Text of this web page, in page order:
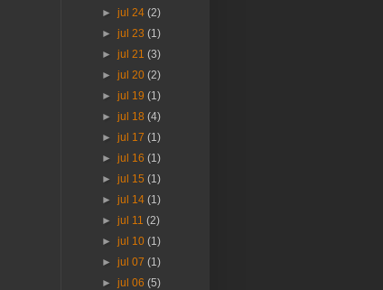
► jul 24 (2)
► jul 23 (1)
► jul 21 (3)
► jul 20 (2)
► jul 19 (1)
► jul 18 (4)
► jul 17 (1)
► jul 16 (1)
► jul 15 (1)
► jul 14 (1)
► jul 11 (2)
► jul 10 (1)
► jul 07 (1)
► jul 06 (5)